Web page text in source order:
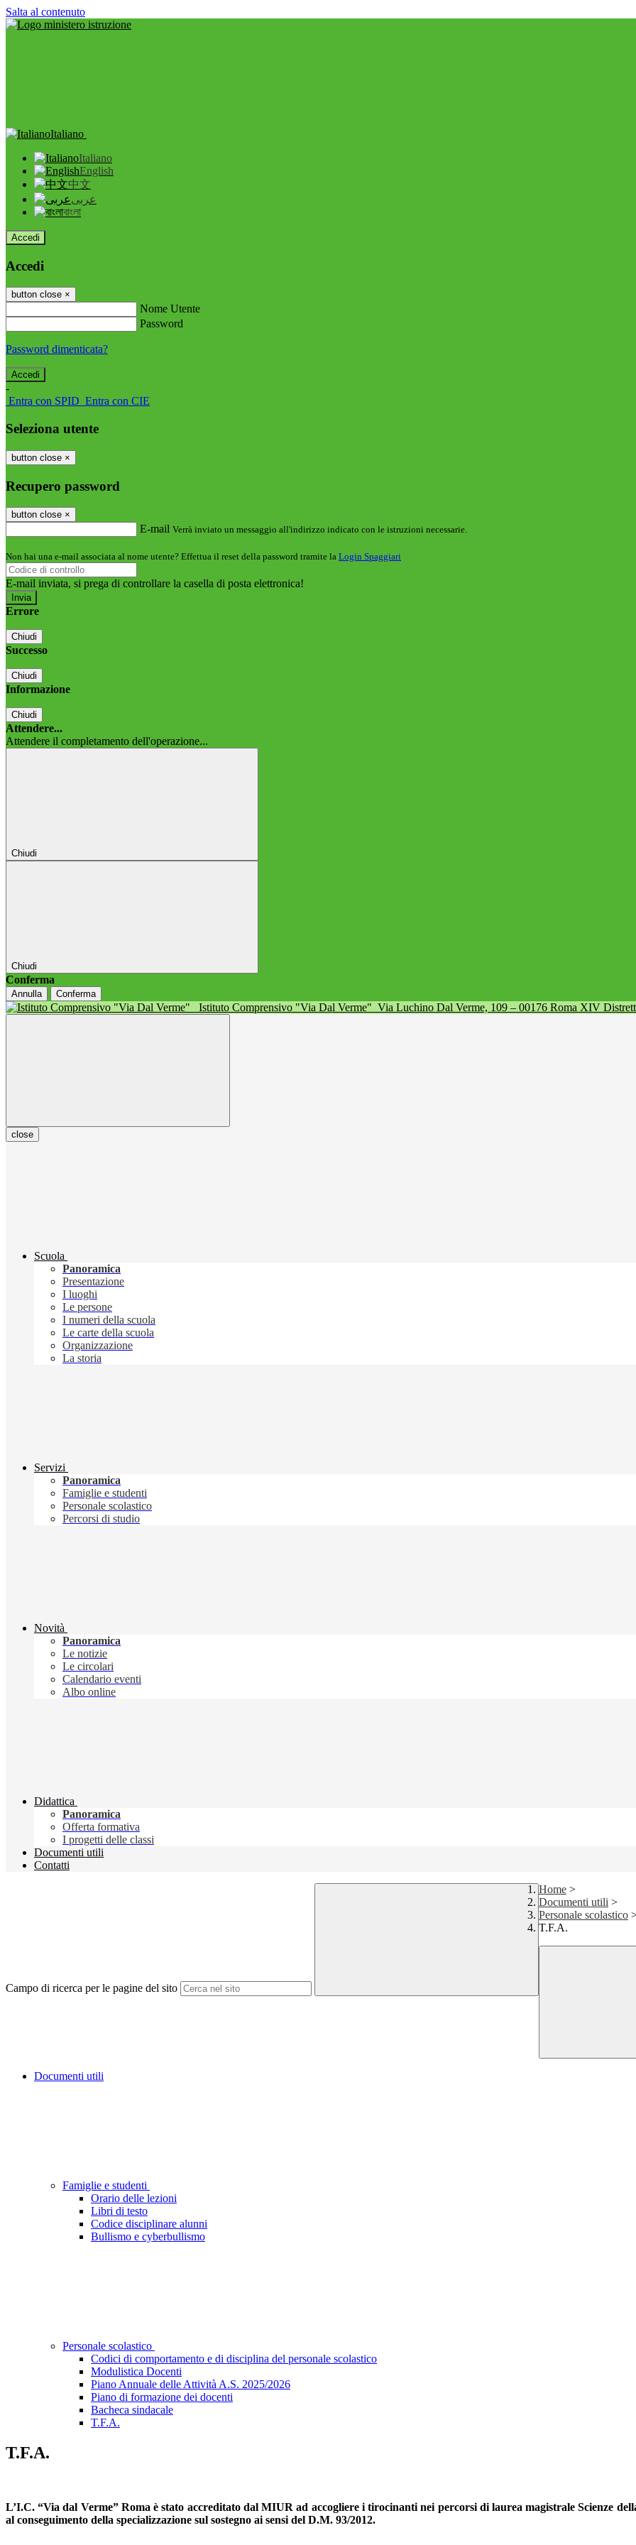
Salta al contenuto
Italiano
Italiano
English
中文
عربى
বাংলা
Accedi
Accedi
button close ×
Nome Utente
Password
Password dimenticata?
-
Entra con SPID Entra con CIE
Seleziona utente
button close ×
Recupero password
button close ×
E-mail Verrà inviato un messaggio all'indirizzo indicato con le istruzioni necessarie.
Non hai una e-mail associata al nome utente? Effettua il reset della password tramite la Login Spaggiari
E-mail inviata, si prega di controllare la casella di posta elettronica!
Errore
Chiudi
Successo
Chiudi
Informazione
Chiudi
Attendere...
Attendere il completamento dell'operazione...
Chiudi
Chiudi
Conferma
Annulla Conferma
Istituto Comprensivo "Via Dal Verme" Via Luchino Dal Verme, 109 – 00176 Roma XIV
close
Scuola
Panoramica
Presentazione
I luoghi
Le persone
I numeri della scuola
Le carte della scuola
Organizzazione
La storia
Servizi
Panoramica
Famiglie e studenti
Personale scolastico
Percorsi di studio
Novità
Panoramica
Le notizie
Le circolari
Calendario eventi
Albo online
Didattica
Panoramica
Offerta formativa
I progetti delle classi
Documenti utili
Contatti
Campo di ricerca per le pagine del sito
Home >
Documenti utili >
Personale scolastico
T.F.A.
Documenti utili
Famiglie e studenti
Orario delle lezioni
Libri di testo
Codice disciplinare alunni
Bullismo e cyberbullismo
Personale scolastico
Codici di comportamento e di disciplina del personale scolastico
Modulistica Docenti
Piano Annuale delle Attività A.S. 2025/2026
Piano di formazione dei docenti
Bacheca sindacale
T.F.A.
T.F.A.
L’I.C. “Via dal Verme” Roma è stato accreditato dal MIUR ad accogliere i tirocinanti nei percorsi di laurea magistrale Scienze
al conseguimento della specializzazione sul sostegno ai sensi del D.M. 93/2012.